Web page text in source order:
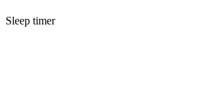
Sleep timer